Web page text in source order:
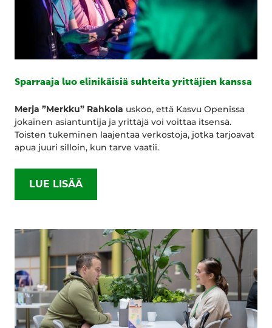
Sparraaja luo elinikäisiä suhteita yrittäjien kanssa
Merja ”Merkku” Rahkola uskoo, että Kasvu Openissa
jokainen asiantuntija ja yrittäjä voi voittaa itsensä.
Toisten tukeminen laajentaa verkostoja, jotka tarjoavat
apua juuri silloin, kun tarve vaatii.
LUE LISÄÄ